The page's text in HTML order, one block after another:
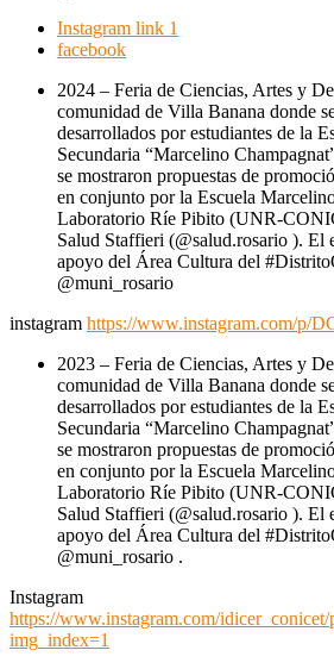
Instagram link 1
facebook
2024 – Feria de Ciencias, Artes y
comunidad de Villa Banana donde
desarrollados por estudiantes de la
Secundaria “Marcelino
se mostraron propuestas de
en conjunto por la Escuela
Laboratorio Ríe Pibito (UNR-
Salud Staffieri (@salud.rosario ). El
apoyo del Área Cultura del
@muni_rosario
instagram https://www.instagram.com/p/
2023 – Feria de Ciencias, Artes y
comunidad de Villa Banana donde
desarrollados por estudiantes de la
Secundaria “Marcelino
se mostraron propuestas de
en conjunto por la Escuela
Laboratorio Ríe Pibito (UNR-
Salud Staffieri (@salud.rosario ). El
apoyo del Área Cultura del
@muni_rosario .
Instagram
https://www.instagram.com/
img_index=1